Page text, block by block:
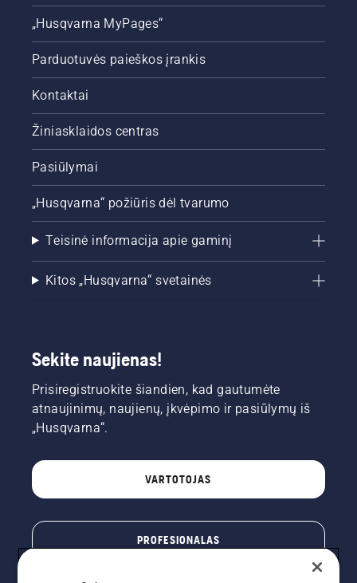
„Husqvarna MyPages“
Parduotuvės paieškos įrankis
Kontaktai
Žiniasklaidos centras
Pasiūlymai
„Husqvarna“ požiūris dėl tvarumo
Teisinė informacija apie gaminį
Kitos „Husqvarna“ svetainės
Sekite naujienas!
Prisiregistruokite šiandien, kad gautumėte
atnaujinimų, naujienų, įkvėpimo ir pasiūlymų iš
„Husqvarna“.
VARTOTOJAS
PROFESIONALAS